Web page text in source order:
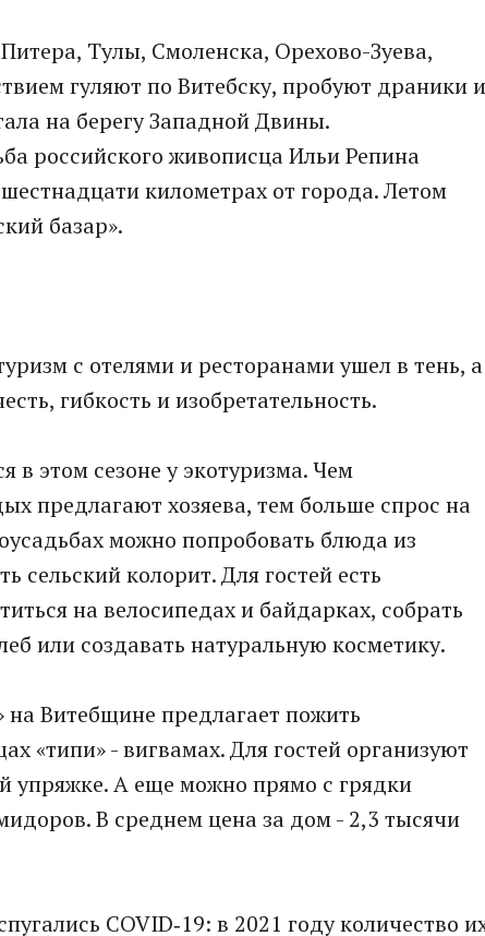
Тулы, Смоленска, Орехово-Зуева,
гуляют по Витебску, пробуют драники и
на берегу Западной Двины.
российского живописца Ильи Репина
километрах от города. Летом
базар».
с отелями и ресторанами ушел в тень, а
гибкость и изобретательность.
этом сезоне у экотуризма. Чем
предлагают хозяева, тем больше спрос на
можно попробовать блюда из
сельский колорит. Для гостей есть
на велосипедах и байдарках, собрать
или создавать натуральную косметику.
Витебщине предлагает пожить
«типи» - вигвамах. Для гостей организуют
упряжке. А еще можно прямо с грядки
В среднем цена за дом - 2,3 тысячи
COVID‑19: в 2021 году количество